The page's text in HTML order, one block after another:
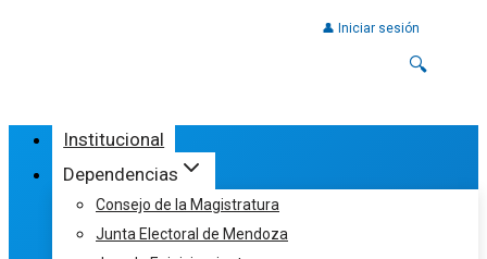
👤 Iniciar sesión
🔍
Institucional
Dependencias
Consejo de la Magistratura
Junta Electoral de Mendoza